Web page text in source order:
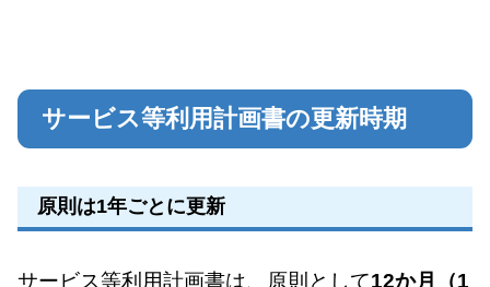
サービス等利用計画書の更新時期
原則は1年ごとに更新
サービス等利用計画書は、原則として12か月（1